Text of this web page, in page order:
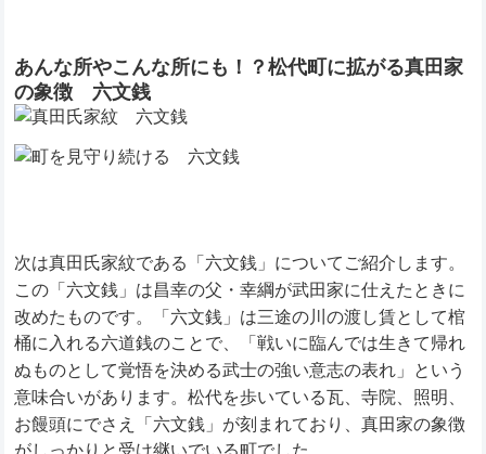
あんな所やこんな所にも！？松代町に拡がる真田家
の象徴 六文銭
次は真田氏家紋である「六文銭」についてご紹介します。
この「六文銭」は昌幸の父・幸綱が武田家に仕えたときに
改めたものです。「六文銭」は三途の川の渡し賃として棺
桶に入れる六道銭のことで、「戦いに臨んでは生きて帰れ
ぬものとして覚悟を決める武士の強い意志の表れ」という
意味合いがあります。松代を歩いている瓦、寺院、照明、
お饅頭にでさえ「六文銭」が刻まれており、真田家の象徴